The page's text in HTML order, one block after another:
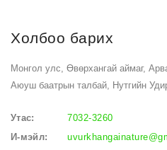
Холбоо барих
Монгол улс, Өвөрхангай аймаг,
Аюуш баатрын талбай, Нутгийн
Утас:
7032-3260
И-мэйл: